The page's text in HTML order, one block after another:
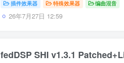
插件效果器 特殊效果器 编曲混音
26年7月27日 12:59
fedDSP SHI v1.3.1